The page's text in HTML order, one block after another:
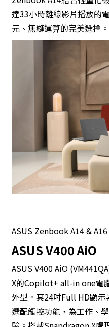
達33小時離線影片播放的
元、無縫運算的完美選擇。
ASUS Zenbook A14 & A16
ASUS V400 AiO
ASUS V400 AiO
X的Copilot+ all-in one電
外型。其24吋Full HD顯
選配觸控功能，為工作、